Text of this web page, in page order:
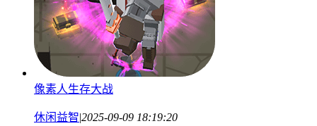
像素人生存大战
休闲益智|2025-09-09 18:19:20